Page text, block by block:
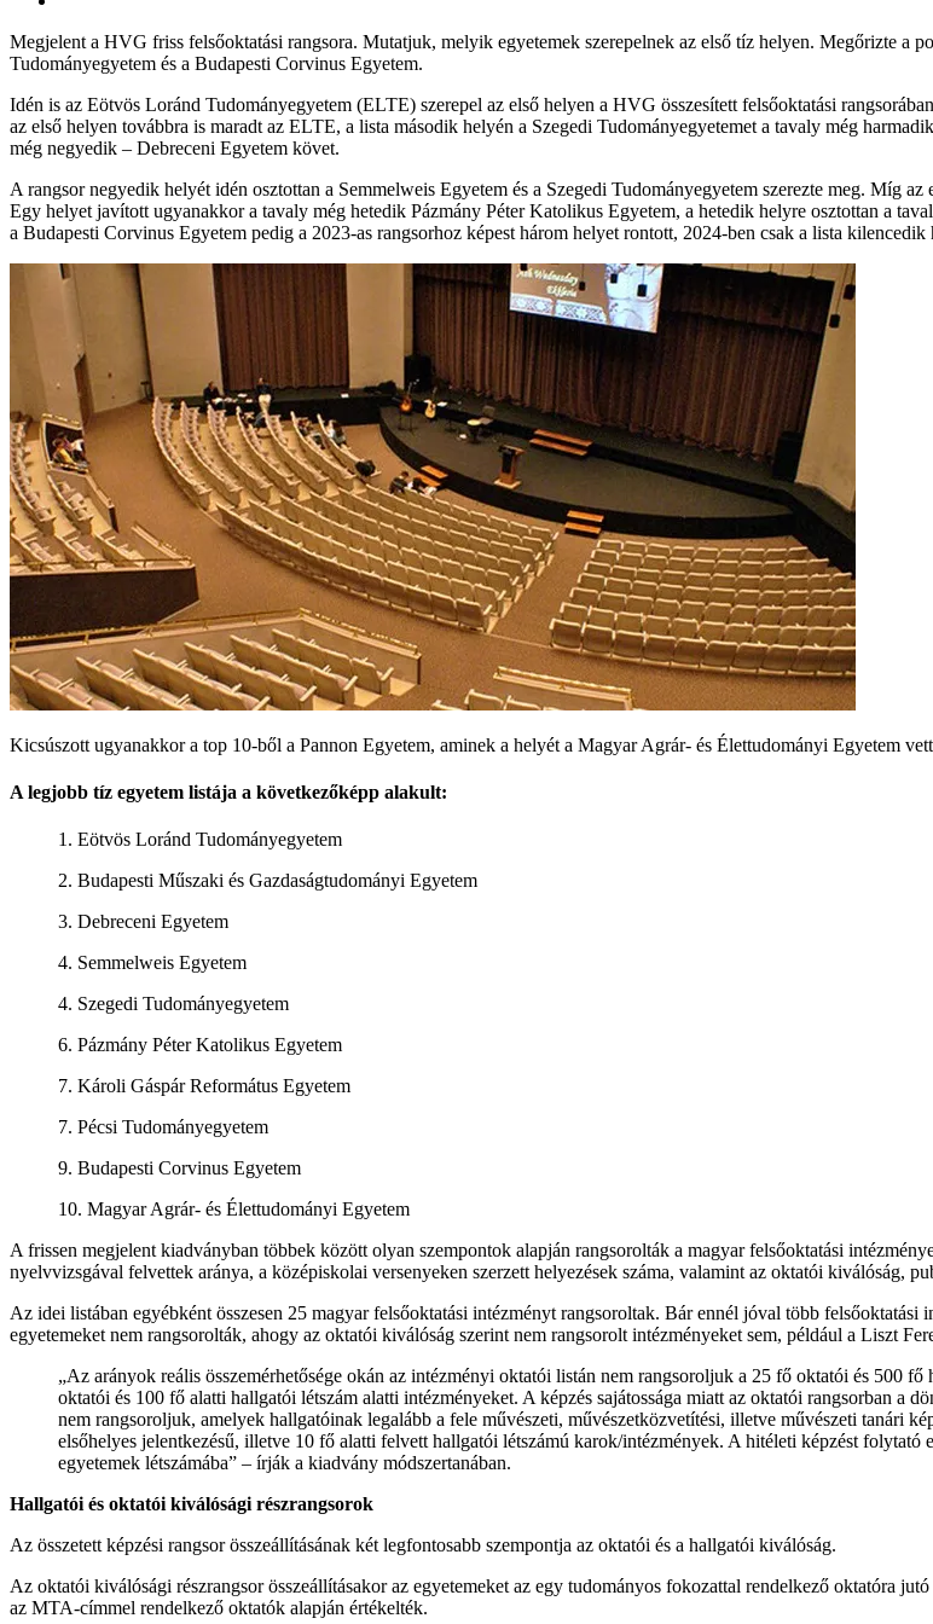
Megjelent a HVG friss felsőoktatási rangsora. Mutatjuk, melyik egyetemek szerepelnek az első tíz helyen. Megőrizte a
Tudományegyetem és a Budapesti Corvinus Egyetem.
Idén is az Eötvös Loránd Tudományegyetem (ELTE) szerepel az első helyen a HVG összesített felsőoktatási
az első helyen továbbra is maradt az ELTE, a lista második helyén a Szegedi Tudományegyetemet a tavaly még
még negyedik – Debreceni Egyetem követ.
A rangsor negyedik helyét idén osztottan a Semmelweis Egyetem és a Szegedi Tudományegyetem szerezte meg. Míg
Egy helyet javított ugyanakkor a tavaly még hetedik Pázmány Péter Katolikus Egyetem, a hetedik helyre osztottan a
a Budapesti Corvinus Egyetem pedig a 2023-as rangsorhoz képest három helyet rontott, 2024-ben csak a lista kilencedik
Kicsúszott ugyanakkor a top 10-ből a Pannon Egyetem, aminek a helyét a Magyar Agrár- és Élettudományi Egyetem
A legjobb tíz egyetem listája a következőképp alakult:
1. Eötvös Loránd Tudományegyetem
2. Budapesti Műszaki és Gazdaságtudományi Egyetem
3. Debreceni Egyetem
4. Semmelweis Egyetem
4. Szegedi Tudományegyetem
6. Pázmány Péter Katolikus Egyetem
7. Károli Gáspár Református Egyetem
7. Pécsi Tudományegyetem
9. Budapesti Corvinus Egyetem
10. Magyar Agrár- és Élettudományi Egyetem
A frissen megjelent kiadványban többek között olyan szempontok alapján rangsorolták a magyar felsőoktatási
nyelvvizsgával felvettek aránya, a középiskolai versenyeken szerzett helyezések száma, valamint az oktatói kiválóság,
Az idei listában egyébként összesen 25 magyar felsőoktatási intézményt rangsoroltak. Bár ennél jóval több
egyetemeket nem rangsorolták, ahogy az oktatói kiválóság szerint nem rangsorolt intézményeket sem, például a Liszt
„Az arányok reális összemérhetősége okán az intézményi oktatói listán nem rangsoroljuk a 25 fő oktatói és 500
oktatói és 100 fő alatti hallgatói létszám alatti intézményeket. A képzés sajátossága miatt az oktatói rangsorban a
nem rangsoroljuk, amelyek hallgatóinak legalább a fele művészeti, művészetközvetítési, illetve művészeti tanári
elsőhelyes jelentkezésű, illetve 10 fő alatti felvett hallgatói létszámú karok/intézmények. A hitéleti képzést
egyetemek létszámába” – írják a kiadvány módszertanában.
Hallgatói és oktatói kiválósági részrangsorok
Az összetett képzési rangsor összeállításának két legfontosabb szempontja az oktatói és a hallgatói kiválóság.
Az oktatói kiválósági részrangsor összeállításakor az egyetemeket az egy tudományos fokozattal rendelkező oktatóra
az MTA-címmel rendelkező oktatók alapján értékelték.